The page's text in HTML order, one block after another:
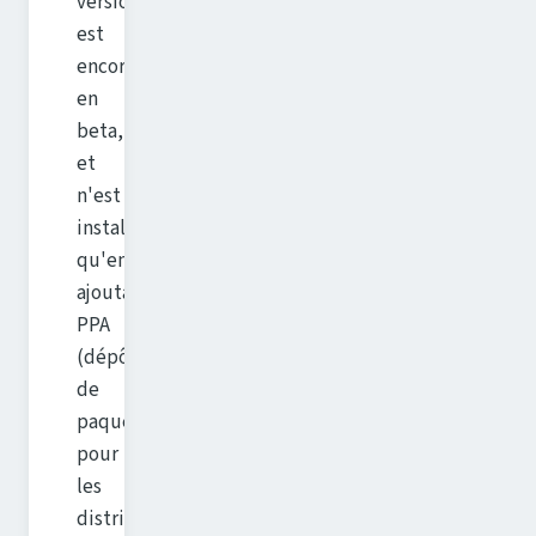
est
encore
en
beta,
et
n'est
installable
qu'en
ajoutant un
PPA
(dépôt
de
paquets),
pour
les
distributions